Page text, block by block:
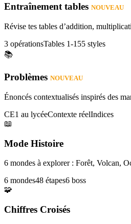
Entraînement tables NOUVEAU
Révise tes tables d’addition,
3 opérationsTables 1-155 styles
📚
Problèmes NOUVEAU
Énoncés contextualisés inspirés des
CE1 au lycéeContexte réelIndices
📖
Mode Histoire
6 mondes à explorer : Forêt, Volcan,
6 mondes48 étapes6 boss
🧩
Chiffres Croisés